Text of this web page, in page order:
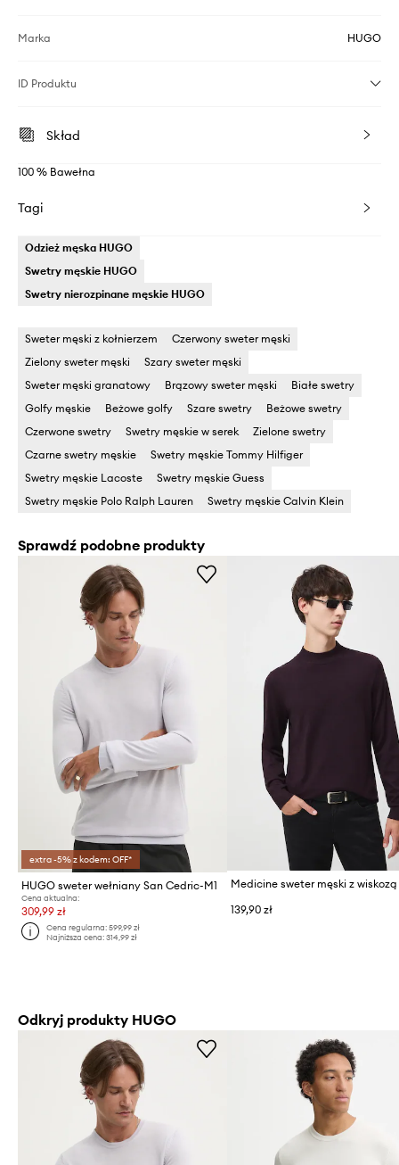
Marka HUGO
ID Produktu
Skład
100 % Bawełna
Tagi
Odzież męska HUGO
Swetry męskie HUGO
Swetry nierozpinane męskie HUGO
Sweter męski z kołnierzem
Czerwony sweter męski
Zielony sweter męski
Szary sweter męski
Sweter męski granatowy
Brązowy sweter męski
Białe swetry
Golfy męskie
Beżowe golfy Szare swetry
Beżowe swetry
Czerwone swetry
Swetry męskie w serek
Zielone swetry
Czarne swetry męskie
Swetry męskie Tommy Hilfiger
Swetry męskie Lacoste
Swetry męskie Guess
Swetry męskie Polo Ralph Lauren
Swetry męskie Calvin Klein
Sprawdź podobne produkty
extra -5% z kodem: OFF*
HUGO sweter wełniany San Cedric-M1
Cena aktualna:
309,99 zł
Cena regularna:599,99 zł
Najniższa cena:314,99 zł
Medicine sweter męski z wiskozą
139,90 zł
Odkryj produkty HUGO